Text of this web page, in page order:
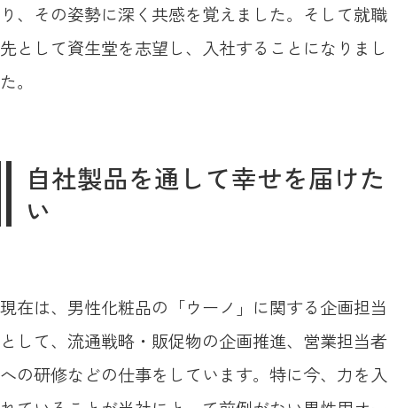
り、その姿勢に深く共感を覚えました。そして就職
先として資生堂を志望し、入社することになりまし
た。
自社製品を通して幸せを届けた
い
現在は、男性化粧品の「ウーノ」に関する企画担当
として、流通戦略・販促物の企画推進、営業担当者
への研修などの仕事をしています。特に今、力を入